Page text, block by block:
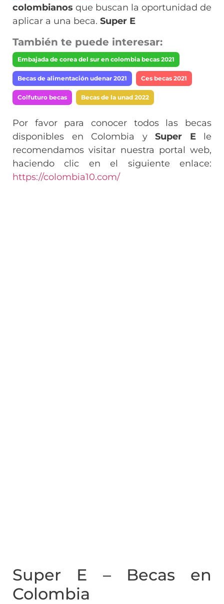
colombianos que buscan la oportunidad de
aplicar a una beca. Super E
También te puede interesar:
Embajada de corea del sur en colombia becas 2021
Becas de alimentación udenar 2021 Ces becas 2021
Colfuturo becas Becas de la unad 2022
Por favor para conocer todos las becas
disponibles en Colombia y Super Ele
recomendamos visitar nuestra portal web,
haciendo clic en el siguiente enlace:
https://colombia10.com/
Super E – Becas en
Colombia